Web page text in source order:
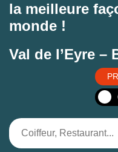
la meilleure
monde !
Val de l’Eyre –